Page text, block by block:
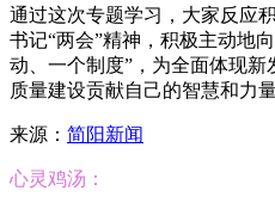
通过这次专题学习，大家反应
书记“两会”精神，积极主动地
动、一个制度”，为全面体现
质量建设贡献自己的智慧和力量
来源： 简阳新闻
心灵鸡汤：